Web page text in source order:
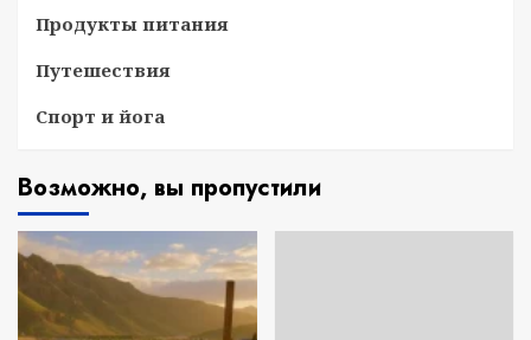
Продукты питания
Путешествия
Спорт и йога
Возможно, вы пропустили